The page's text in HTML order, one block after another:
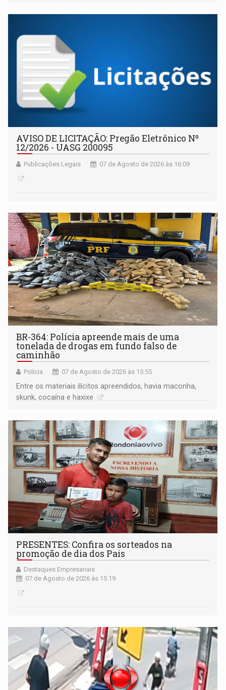
AVISO DE LICITAÇÃO: Pregão Eletrônico Nº
12/2026 - UASG 200095
Publicações Legais 07 de Agosto de 2026 às 16:09
BR-364: Polícia apreende mais de uma
tonelada de drogas em fundo falso de
caminhão
Polícia 07 de Agosto de 2026 às 15:55
Entre os materiais ilícitos apreendidos, havia maconha,
skunk, cocaína e haxixe
PRESENTES: Confira os sorteados na
promoção de dia dos Pais
Destaques Empresariais
07 de Agosto de 2026 às 15:19